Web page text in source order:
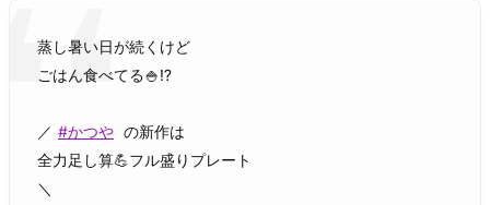
蒸し暑い日が続くけど
ごはん食べてる🍚⁉️
／ #かつや の新作は
全力足し算💪フル盛りプレート
＼